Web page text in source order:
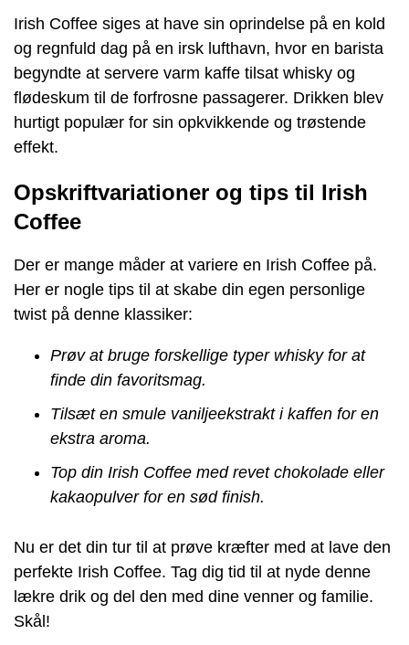
Irish Coffee siges at have sin oprindelse på en kold
og regnfuld dag på en irsk lufthavn, hvor en barista
begyndte at servere varm kaffe tilsat whisky og
flødeskum til de forfrosne passagerer. Drikken blev
hurtigt populær for sin opkvikkende og trøstende
effekt.
Opskriftvariationer og tips til Irish
Coffee
Der er mange måder at variere en Irish Coffee på.
Her er nogle tips til at skabe din egen personlige
twist på denne klassiker:
Prøv at bruge forskellige typer whisky for at
finde din favoritsmag.
Tilsæt en smule vaniljeekstrakt i kaffen for en
ekstra aroma.
Top din Irish Coffee med revet chokolade eller
kakaopulver for en sød finish.
Nu er det din tur til at prøve kræfter med at lave den
perfekte Irish Coffee. Tag dig tid til at nyde denne
lækre drik og del den med dine venner og familie.
Skål!